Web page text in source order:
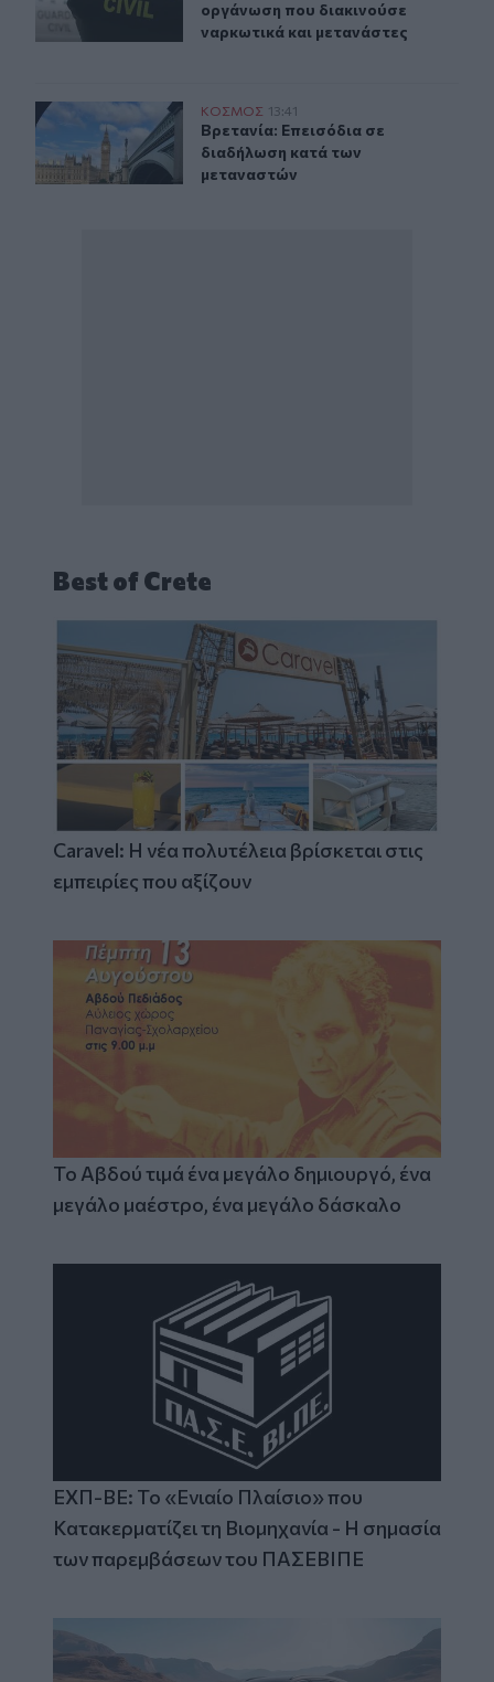
οργάνωση που διακινούσε
ναρκωτικά και μετανάστες
Βρετανία: Επεισόδια σε διαδήλωση κατά των
ΚΟΣΜΟΣ 13:41
Βρετανία: Επεισόδια σε
Βρετανία: Επεισόδια σε
διαδήλωση κατά των
μεταναστών
Best of Crete
Caravel: Η νέα πολυτέλεια βρίσκεται στις
εμπειρίες που αξίζουν
Το Αβδού τιμά ένα μεγάλο δημιουργό, ένα
μεγάλο μαέστρο, ένα μεγάλο δάσκαλο
ΕΧΠ-ΒΕ: Το «Ενιαίο Πλαίσιο» που
Κατακερματίζει τη Βιομηχανία - Η σημασία
των παρεμβάσεων του ΠΑΣΕΒΙΠΕ